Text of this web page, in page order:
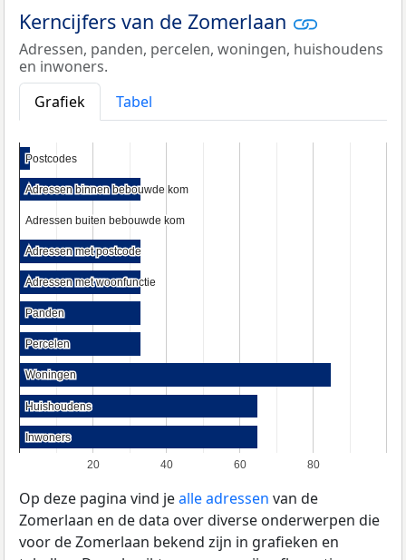
Kerncijfers van de Zomerlaan
Adressen, panden, percelen, woningen, huishoudens
en inwoners.
Grafiek
Tabel
20 40 60 80
Postcodes
Postcodes
Adressen binnen bebouwde kom
Adressen binnen bebouwde kom
Adressen buiten bebouwde kom
Adressen buiten bebouwde kom
Adressen met postcode
Adressen met postcode
Adressen met woonfunctie
Adressen met woonfunctie
Panden
Panden
Percelen
Percelen
Woningen
Woningen
Huishoudens
Huishoudens
Inwoners
Inwoners
Op deze pagina vind jealle adressen van de
Zomerlaan en de data over diverse onderwerpen die
voor de Zomerlaan bekend zijn in grafieken en